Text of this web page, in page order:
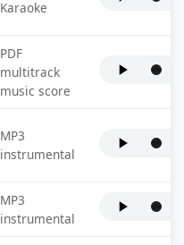
Karaoke
PDF
multitrack
music score
MP3
instrumental
MP3
instrumental